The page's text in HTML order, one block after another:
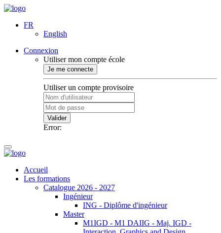
FR
English
Connexion
Utiliser mon compte école
Je me connecte
Utiliser un compte provisoire
Valider
Error:
Accueil
Les formations
Catalogue 2026 - 2027
Ingénieur
ING - Diplôme d'ingénieur
Master
M1IGD - M1 DAIIG - Maj. IGD -